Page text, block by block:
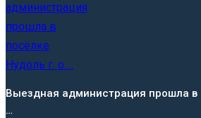
Выездная администрация прошла в
…